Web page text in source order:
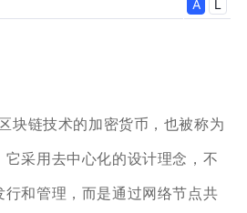
块链技术的加密货币，也被称为
采用去中心化的设计理念，不
行和管理，而是通过网络节点共